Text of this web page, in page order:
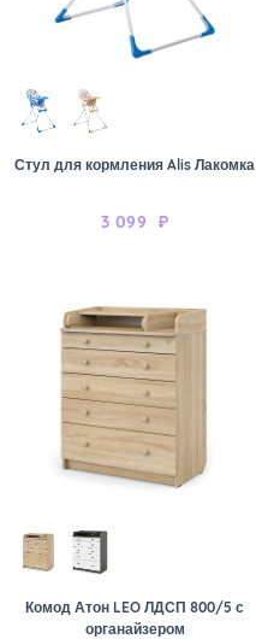
Стул для кормления Alis Лакомка
3 099 ₽
Комод Атон LEO ЛДСП 800/5 с
органайзером